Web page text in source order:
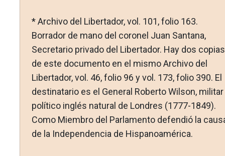
* Archivo del Libertador, vol. 101, folio 163.
Borrador de mano del coronel Juan Santana,
Secretario privado del Libertador. Hay dos copias
de este documento en el mismo Archivo del
Libertador, vol. 46, folio 96 y vol. 173, folio 390. El
destinatario es el General Roberto Wilson, militar
político inglés natural de Londres (1777-1849).
Como Miembro del Parlamento defendió la
de la Independencia de Hispanoamérica.